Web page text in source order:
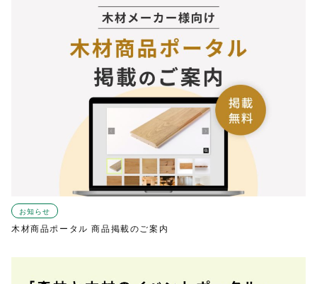
お知らせ
木材商品ポータル 商品掲載のご案内